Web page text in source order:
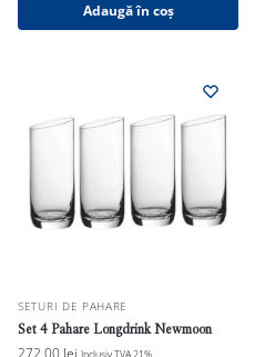
Adaugă în coș
SETURI DE PAHARE
Set 4 Pahare Longdrink Newmoon
272,00 lei